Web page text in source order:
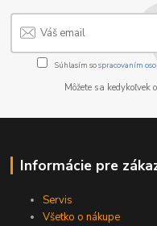
Súhlasím sospracovaním
Môžete sa
Informácie pre
Servis
Všetko o nákupe